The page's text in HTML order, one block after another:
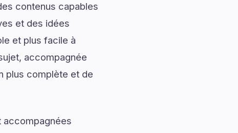
contenus capables
et des idées
et plus facile à
accompagnée
plus complète et de
accompagnées